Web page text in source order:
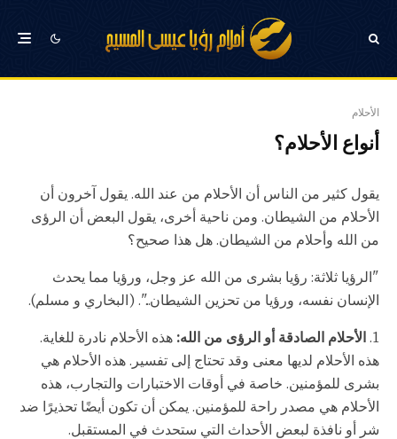
الأحلام
أنواع الأحلام؟
يقول كثير من الناس أن الأحلام من عند الله. يقول آخرون أن
الأحلام من الشيطان. ومن ناحية أخرى، يقول البعض أن الرؤى
من الله وأحلام من الشيطان. هل هذا صحيح؟
"الرؤيا ثلاثة: رؤيا بشرى من الله عز وجل، ورؤيا مما يحدث
الإنسان نفسه، ورؤيا من تحزين الشيطان...". (البخاري و مسلم).
1. الأحلام الصادقة أو الرؤى من الله: هذه الأحلام نادرة للغاية.
هذه الأحلام لديها معنى وقد تحتاج إلى تفسير. هذه الأحلام هي
بشرى للمؤمنين. خاصة في أوقات الاختبارات والتجارب، هذه
الأحلام هي مصدر راحة للمؤمنين. يمكن أن تكون أيضًا تحذيرًا ضد
شر أو نافذة لبعض الأحداث التي ستحدث في المستقبل.